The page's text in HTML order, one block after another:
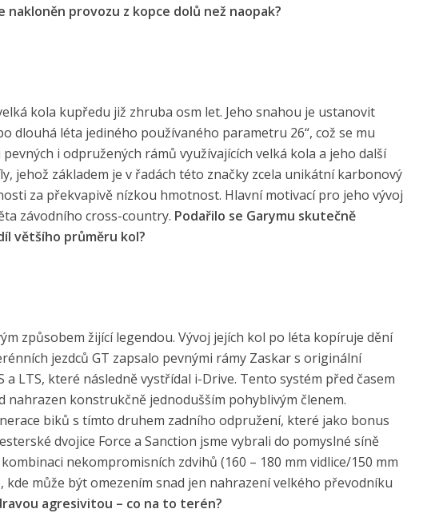
provozu z kopce dolů než naopak?
kola kupředu již zhruba osm let. Jeho snahou je ustanovit
dlouhá léta jediného používaného parametru 26“, což se mu
i odpružených rámů využívajících velká kola a jeho další
jehož základem je v řadách této značky zcela unikátní karbonový
za překvapivě nízkou hmotnost. Hlavní motivací pro jeho vývoj
závodního cross-country. Podařilo se Garymu skutečně
většího průměru kol?
způsobem žijící legendou. Vývoj jejích kol po léta kopíruje dění
jezdců GT zapsalo pevnými rámy Zaskar s originální
LTS, které následně vystřídal i-Drive. Tento systém před časem
konstrukčně jednodušším pohyblivým členem.
biků s tímto druhem zadního odpružení, které jako bonus
dvojice Force a Sanction jsme vybrali do pomyslné síně
nekompromisních zdvihů (160 – 180 mm vidlice/150 mm
může být omezením snad jen nahrazení velkého převodníku
agresivitou – co na to terén?